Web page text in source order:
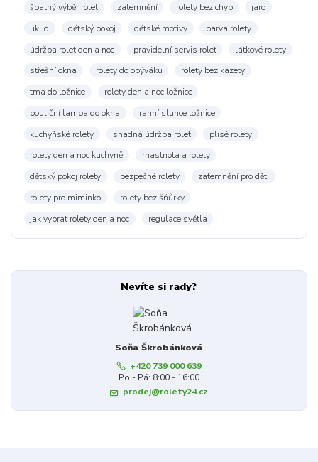
špatný výběr rolet
zatemnění rolety bez chyb
jaro
úklid
dětský pokoj dětské motivy
barva rolety
údržba rolet den a noc
pravidelní servis rolet
látkové rolety
střešní okna
rolety do obýváku
rolety bez kazety
tma do ložnice
rolety den a noc ložnice
pouliční lampa do okna
ranní slunce ložnice
kuchyňské rolety
snadná údržba rolet
plisé rolety
rolety den a noc kuchyně
mastnota a rolety
dětský pokoj rolety
bezpečné rolety
zatemnění pro děti
rolety pro miminko
rolety bez šňůrky
jak vybrat rolety den a noc
regulace světla
Nevíte si rady?
Soňa Škrobánková
+420 739 000 639
Po - Pá: 8:00 - 16:00
prodej@rolety24.cz